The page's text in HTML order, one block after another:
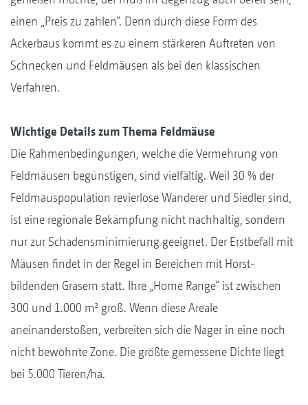
einen „Preis zu zahlen“. Denn durch diese Form des
Ackerbaus kommt es zu einem stärkeren Auftreten von
Schnecken und Feldmäusen als bei den klassischen
Verfahren.
Wichtige Details zum Thema Feldmäuse
Die Rahmenbedingungen, welche die Vermehrung von
Feldmäusen begünstigen, sind vielfältig. Weil 30 % der
Feldmauspopulation revierlose Wanderer und Siedler sind,
ist eine regionale Bekämpfung nicht nachhaltig, sondern
nur zur Schadensminimierung geeignet. Der Erstbefall mit
Mäusen findet in der Regel in Bereichen mit Horst-
bildenden Gräsern statt. Ihre „Home Range“ ist zwischen
300 und 1.000 m² groß. Wenn diese Areale
aneinanderstoßen, verbreiten sich die Nager in eine noch
nicht bewohnte Zone. Die größte gemessene Dichte liegt
bei 5.000 Tieren/ha.